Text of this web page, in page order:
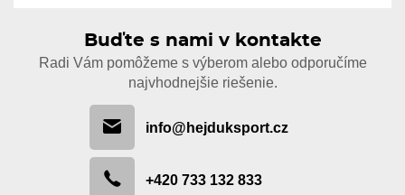
Buďte s nami v kontakte
Radi Vám pomôžeme s výberom alebo odporučíme
najvhodnejšie riešenie.
info@hejduksport.cz
+420 733 132 833